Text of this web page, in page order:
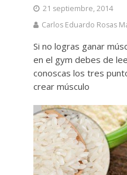
21 septiembre, 2014
Carlos Eduardo Rosas
Si no logras ganar
en el gym debes de
conoscas los tres
crear músculo